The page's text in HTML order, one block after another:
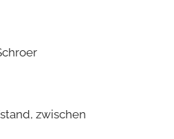
zwischen